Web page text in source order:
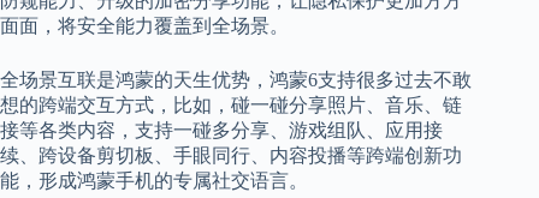
面面，将安全能力覆盖到全场景。
全场景互联是鸿蒙的天生优势，鸿蒙6支持很多过去不敢
想的跨端交互方式，比如，碰一碰分享照片、音乐、链
接等各类内容，支持一碰多分享、游戏组队、应用接
续、跨设备剪切板、手眼同行、内容投播等跨端创新功
能，形成鸿蒙手机的专属社交语言。